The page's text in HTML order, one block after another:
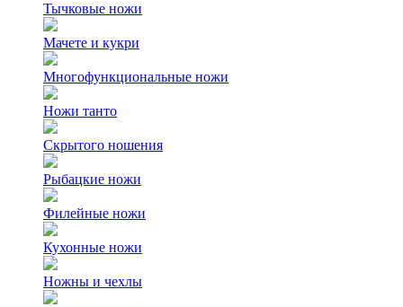
Тычковые ножи
Мачете и кукри
Многофункциональные ножи
Ножи танто
Скрытого ношения
Рыбацкие ножи
Филейные ножи
Кухонные ножи
Ножны и чехлы